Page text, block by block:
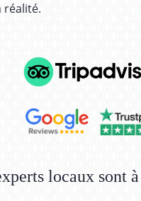
réalité.
locaux sont